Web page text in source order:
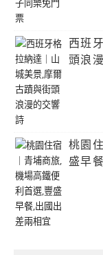
西班
頭浪
桃園
盛早